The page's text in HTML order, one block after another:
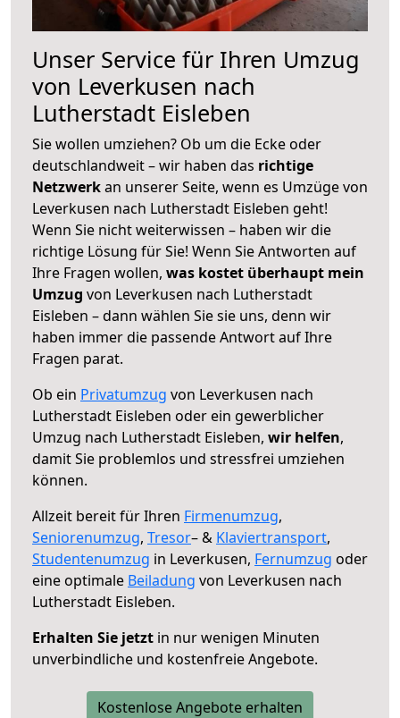
Unser Service für Ihren Umzug
von Leverkusen nach
Lutherstadt Eisleben
Sie wollen umziehen? Ob um die Ecke oder
deutschlandweit – wir haben das richtige
Netzwerkan unserer Seite, wenn es Umzüge von
Leverkusen nach Lutherstadt Eisleben geht!
Wenn Sie nicht weiterwissen – haben wir die
richtige Lösung für Sie! Wenn Sie Antworten auf
Ihre Fragen wollen, was kostet überhaupt mein
Umzug von Leverkusen nach Lutherstadt
Eisleben – dann wählen Sie sie uns, denn wir
haben immer die passende Antwort auf Ihre
Fragen parat.
Ob ein Privatumzug von Leverkusen nach
Lutherstadt Eisleben oder ein gewerblicher
Umzug nach Lutherstadt Eisleben, wir helfen,
damit Sie problemlos und stressfrei umziehen
können.
Allzeit bereit für Ihren Firmenumzug,
Seniorenumzug, Tresor– & Klaviertransport,
Studentenumzug in Leverkusen, Fernumzug oder
eine optimale Beiladung von Leverkusen nach
Lutherstadt Eisleben.
Erhalten Sie jetzt in nur wenigen Minuten
unverbindliche und kostenfreie Angebote.
Kostenlose Angebote erhalten